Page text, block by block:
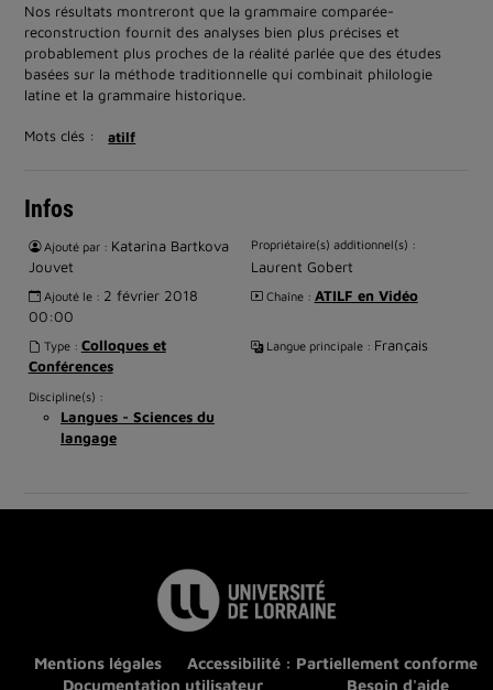
Nos résultats montreront que la grammaire comparée-
reconstruction fournit des analyses bien plus précises et
probablement plus proches de la réalité parlée que des études
basées sur la méthode traditionnelle qui combinait philologie
latine et la grammaire historique.
Mots clés : atilf
Infos
Ajouté par : Katarina Bartkova
Jouvet
Propriétaire(s) additionnel(s) :
Laurent Gobert
Ajouté le : 2 février 2018
00:00
Chaîne : ATILF en Vidéo
Type : Colloques et
Conférences
Langue principale : Français
Discipline(s) :
Langues - Sciences du
langage
Mentions légales
Accessibilité : Partiellement conforme
Documentation utilisateur
Besoin d'aide